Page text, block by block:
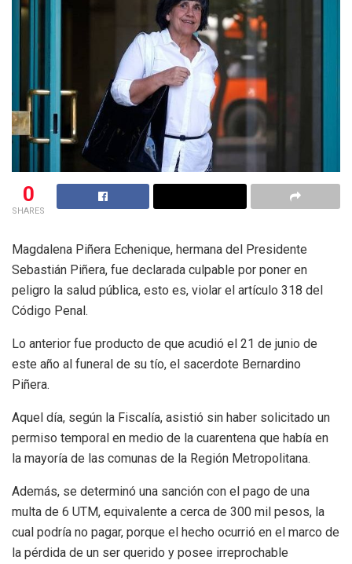
0
SHARES
Magdalena Piñera Echenique, hermana del Presidente
Sebastián Piñera, fue declarada culpable por poner en
peligro la salud pública, esto es, violar el artículo 318 del
Código Penal.
Lo anterior fue producto de que acudió el 21 de junio de
este año al funeral de su tío, el sacerdote Bernardino
Piñera.
Aquel día, según la Fiscalía, asistió sin haber solicitado un
permiso temporal en medio de la cuarentena que había en
la mayoría de las comunas de la Región Metropolitana.
Además, se determinó una sanción con el pago de una
multa de 6 UTM, equivalente a cerca de 300 mil pesos, la
cual podría no pagar, porque el hecho ocurrió en el marco de
la pérdida de un ser querido y posee irreprochable